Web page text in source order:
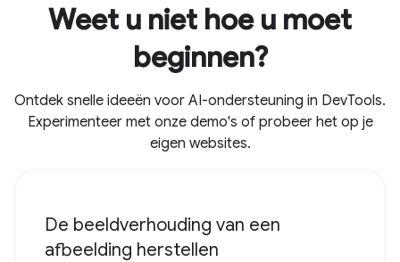
Weet u niet hoe u moet
beginnen?
Ontdek snelle ideeën voor AI-ondersteuning in DevTools.
Experimenteer met onze demo's of probeer het op je
eigen websites.
De beeldverhouding van een
afbeelding herstellen